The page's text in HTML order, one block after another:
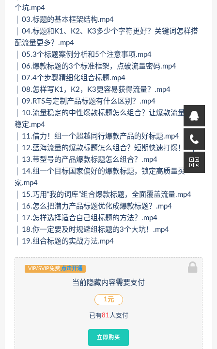
个坑.mp4
│ 03.标题的基本框架结构.mp4
│ 04.标题和K1、K2、K3多少个字符更好？关键词怎样搭
配流量更多？.mp4
│ 05.3个标题案例分析和5个注意事项.mp4
│ 06.爆款标题的3个标准框架，点破流量密码.mp4
│ 07.4个步骤精细化组合标题.mp4
│ 08.怎样写K1，K2，K3更容易获得流量？.mp4
│ 09.RTS与定制产品标题有什么区别？.mp4
│ 10.流量稳定的中性爆款标题怎么组合？让爆款流量持久
稳定.mp4
│ 11.借力！组一个超越同行爆款产品的好标题.mp4
│ 12.蓝海流量的爆款标题怎么组合？短期快速打爆！.mp4
│ 13.带型号的产品爆款标题怎么组合？.mp4
│ 14.组一个目标国家偏好的爆款标题，锁定高质量买
家.mp4
│ 15.巧用“我的词库”组合爆款标题，全面覆盖流量.mp4
│ 16.怎么把潜力产品标题优化成爆款标题？.mp4
│ 17.怎样选择适合自己组标题的方法？.mp4
│ 18.你一定要及时规避组标题的3个大坑！.mp4
│ 19.组合标题的实战方法.mp4
VIP/SVIP免费 点击开通
当前隐藏内容需要支付
1元
已有81人支付
立即购买